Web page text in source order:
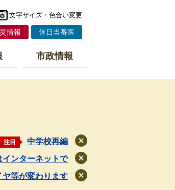
文字サイズ・色合い変更
情報 休日当番医
市政情報
注目 中学校再編
閉
じ
る
ンターネットで
閉
じ
る
等が変わります
閉